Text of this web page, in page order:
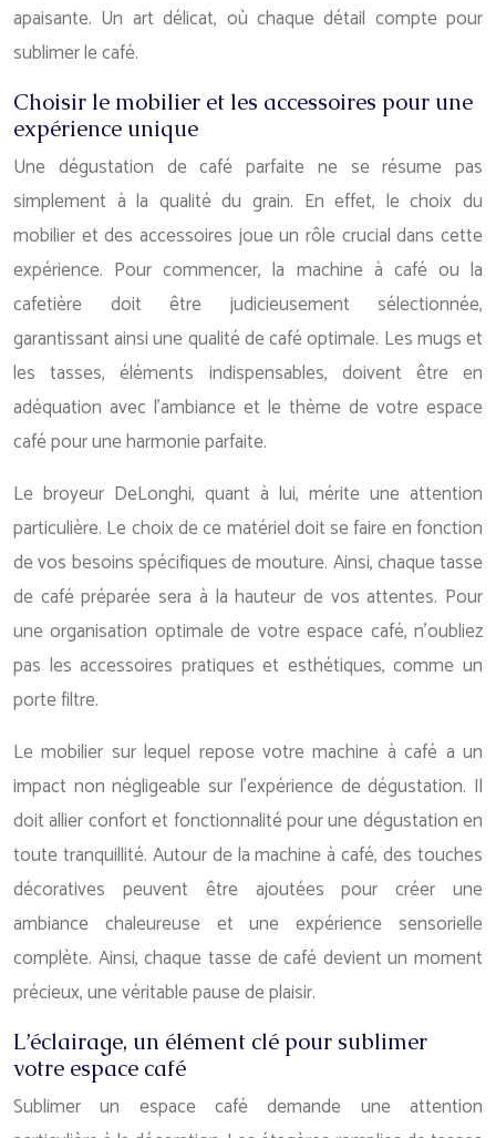
apaisante. Un art délicat, où chaque détail compte pour
sublimer le café.
Choisir le mobilier et les accessoires pour une
expérience unique
Une dégustation de café parfaite ne se résume pas
simplement à la qualité du grain. En effet, le choix du
mobilier et des accessoires joue un rôle crucial dans cette
expérience. Pour commencer, la machine à café ou la
cafetière doit être judicieusement sélectionnée,
garantissant ainsi une qualité de café optimale. Les mugs et
les tasses, éléments indispensables, doivent être en
adéquation avec l’ambiance et le thème de votre espace
café pour une harmonie parfaite.
Le broyeur DeLonghi, quant à lui, mérite une attention
particulière. Le choix de ce matériel doit se faire en fonction
de vos besoins spécifiques de mouture. Ainsi, chaque tasse
de café préparée sera à la hauteur de vos attentes. Pour
une organisation optimale de votre espace café, n’oubliez
pas les accessoires pratiques et esthétiques, comme un
porte filtre.
Le mobilier sur lequel repose votre machine à café a un
impact non négligeable sur l’expérience de dégustation. Il
doit allier confort et fonctionnalité pour une dégustation en
toute tranquillité. Autour de la machine à café, des touches
décoratives peuvent être ajoutées pour créer une
ambiance chaleureuse et une expérience sensorielle
complète. Ainsi, chaque tasse de café devient un moment
précieux, une véritable pause de plaisir.
L’éclairage, un élément clé pour sublimer
votre espace café
Sublimer un espace café demande une attention